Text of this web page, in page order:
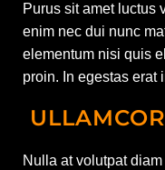
Purus sit amet luctus
enim nec dui nunc
elementum nisi quis
proin. In egestas erat
Nulla at volutpat